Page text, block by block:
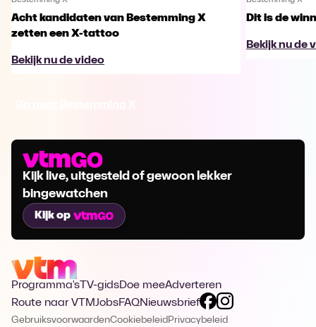
Acht kandidaten van Bestemming X
zetten een X-tattoo
Bekijk nu de video
Dit is de
Bekijk nu de
Kijk live, uitgesteld of gewoon lekker
bingewatchen
Kijk op
Programma's TV-gidsDoe meeAdverteren
Route naar VTMJobsFAQNieuwsbrief
GebruiksvoorwaardenCookiebeleid Privacybeleid